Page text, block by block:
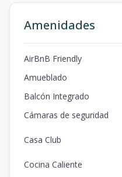
Amenidades
AirBnB Friendly
Amueblado
Balcón Integrado
Cámaras de seguridad
Casa Club
Cocina Caliente